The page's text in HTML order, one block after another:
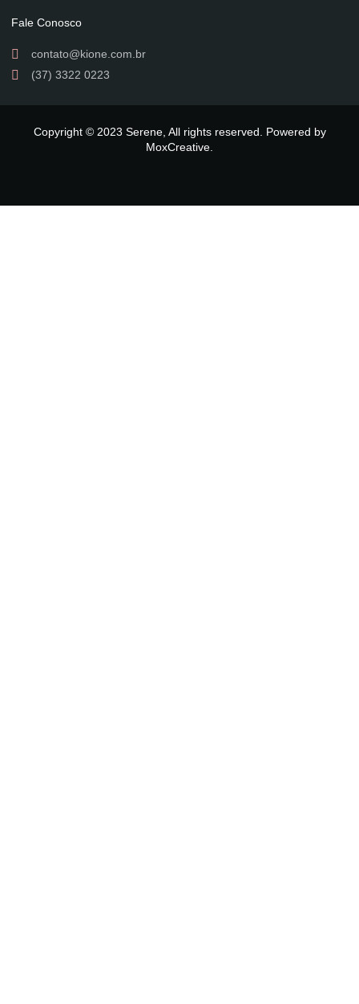
Fale Conosco
contato@kione.com.br
(37) 3322 0223
Copyright © 2023 Serene, All rights reserved. Powered by
MoxCreative.